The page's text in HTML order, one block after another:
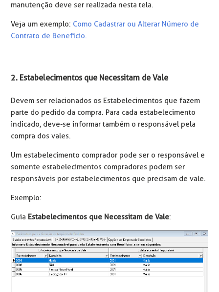
manutenção deve ser realizada nesta tela.
Veja um exemplo: Como Cadastrar ou Alterar Número de
Contrato de Benefício.
2. Estabelecimentos que Necessitam de Vale
Devem ser relacionados os Estabelecimentos que fazem
parte do pedido da compra. Para cada estabelecimento
indicado, deve-se informar também o responsável pela
compra dos vales.
Um estabelecimento comprador pode ser o responsável e
somente estabelecimentos compradores podem ser
responsáveis por estabelecimentos que precisam de vale.
Exemplo:
Guia Estabelecimentos que Necessitam de Vale: